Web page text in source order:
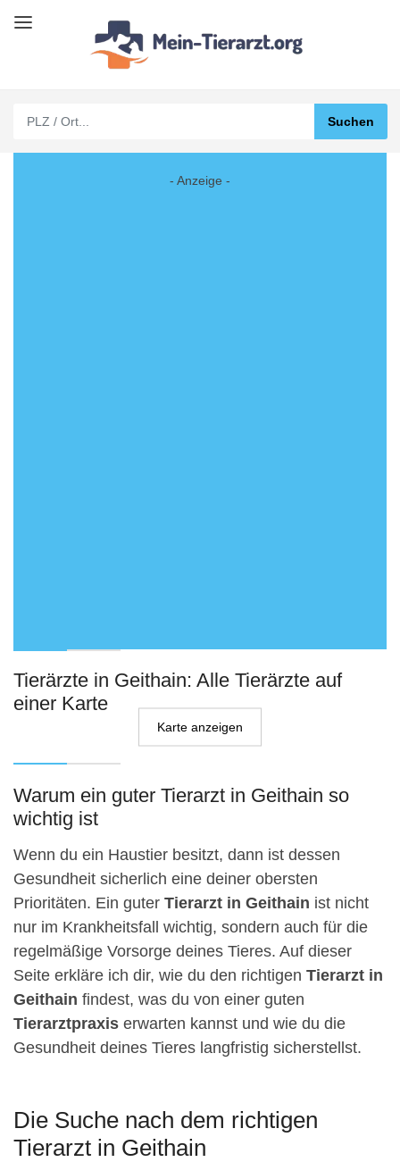
- Anzeige -
Tierärzte in Geithain: Alle Tierärzte auf
einer Karte
Karte anzeigen
Warum ein guter Tierarzt in Geithain so
wichtig ist
Wenn du ein Haustier besitzt, dann ist dessen
Gesundheit sicherlich eine deiner obersten
Prioritäten. Ein guter Tierarzt in Geithain ist nicht
nur im Krankheitsfall wichtig, sondern auch für die
regelmäßige Vorsorge deines Tieres. Auf dieser
Seite erkläre ich dir, wie du den richtigen Tierarzt in
Geithain findest, was du von einer guten
Tierarztpraxis erwarten kannst und wie du die
Gesundheit deines Tieres langfristig sicherstellst.
Die Suche nach dem richtigen
Tierarzt in Geithain